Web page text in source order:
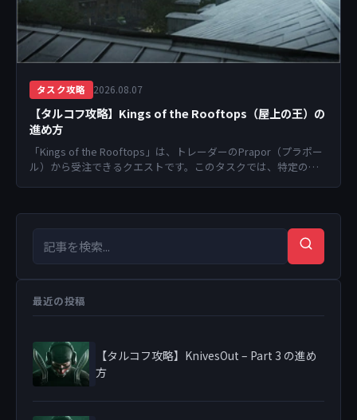
タスク攻略 2026.08.07
【タルコフ攻略】Kings of the Rooftops（屋上の王）の
進め方
「Kings of the Rooftops」は、トレーダーのPrapor（プラポー
ル）から受注できるクエストです。このタスクでは、特定のエ
検索キーワード
最近の投稿
【タルコフ攻略】KnivesOut – Part 3 の進め
方